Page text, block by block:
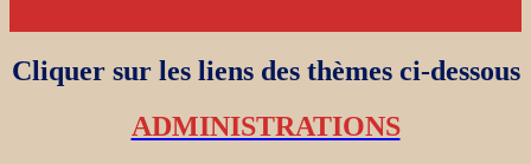
Cliquer sur les liens des thèmes ci-dessous
ADMINISTRATIONS